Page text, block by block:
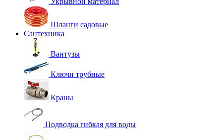
Шланги садовые
Сантехника
Вантузы
Ключи трубные
Краны
Подводка гибкая для воды